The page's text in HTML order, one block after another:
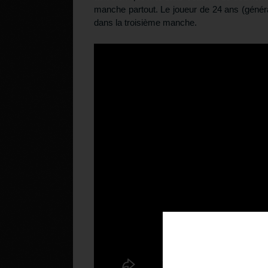
manche partout. Le joueur de 24 ans
dans la troisième manche.